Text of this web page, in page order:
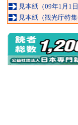
見本紙（09年1月1日
見本紙（観光庁特集